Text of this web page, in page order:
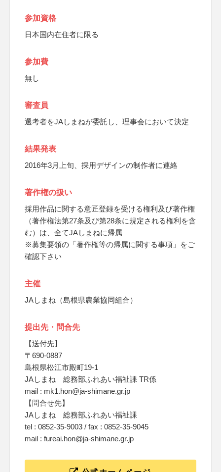
参加資格
日本国内在住者に限る
参加費
無し
審査員
選考者をJAしまねが委託し、理事会において決定
結果発表
2016年3月上旬、採用デザインの制作者に連絡
著作権の扱い
採用作品に関する意匠登録を受ける権利及び著作権
（著作権法第27条及び第28条に規定される権利を含
む）は、全てJAしまねに帰属
※募集要領の「著作権等の帰属に関する事項」をご
確認下さい
主催
JAしまね（島根県農業協同組合）
提出先・問合先
【送付先】
〒690-0887
島根県松江市殿町19-1
JAしまね 総務部ふれあい福祉課 TR係
mail : mk1.hon@ja-shimane.gr.jp
【問合せ先】
JAしまね 総務部ふれあい福祉課
tel : 0852-35-9003 / fax : 0852-35-9045
mail : fureai.hon@ja-shimane.gr.jp